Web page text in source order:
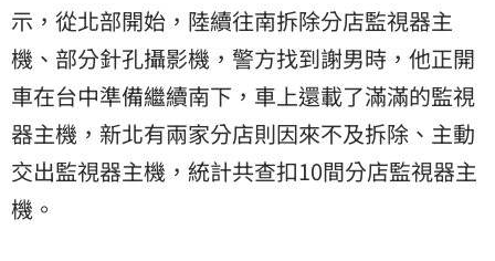
示，從北部開始，陸續往南拆除分店監視器主
機、部分針孔攝影機，警方找到謝男時，他正開
車在台中準備繼續南下，車上還載了滿滿的監視
器主機，新北有兩家分店則因來不及拆除、主動
交出監視器主機，統計共查扣10間分店監視器主
機。